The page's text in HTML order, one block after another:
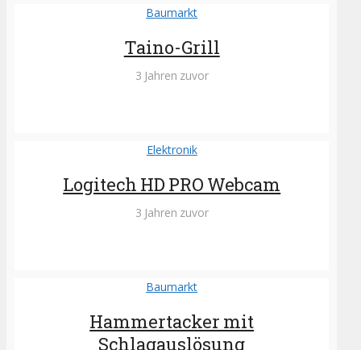
Baumarkt
Taino-Grill
3 Jahren zuvor
Elektronik
Logitech HD PRO Webcam
3 Jahren zuvor
Baumarkt
Hammertacker mit
Schlagauslösung